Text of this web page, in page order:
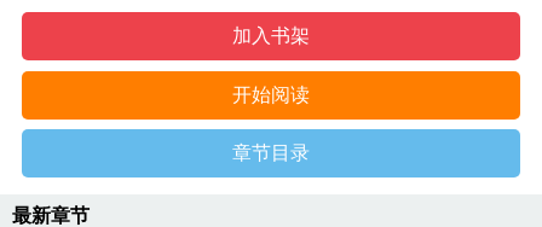
加入书架
开始阅读
章节目录
最新章节